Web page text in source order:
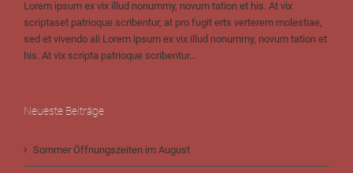
Lorem ipsum ex vix illud nonummy, novum tation et his. At vix
scriptaset patrioque scribentur, at pro fugit erts verterem molestiae,
sed et vivendo ali Lorem ipsum ex vix illud nonummy, novum tation et
his. At vix scripta patrioque scribentur...
Neueste Beiträge
Sommer Öffnungszeiten im August